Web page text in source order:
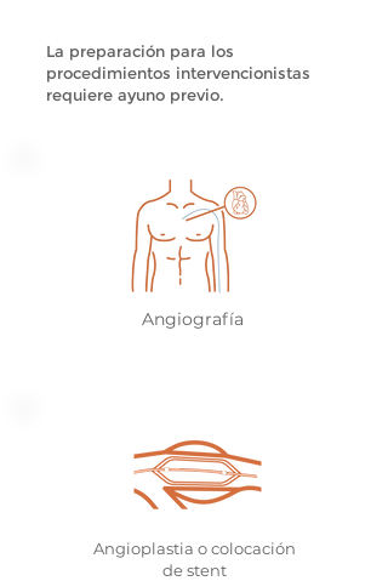
La preparación para los
procedimientos intervencionistas
requiere ayuno previo.
Angiografía
Angioplastia o colocación
de stent